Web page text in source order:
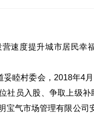
速度提升城市居民幸
睦村委会，2018年4
社员入股、争取上级补
宝气市场管理有限公司